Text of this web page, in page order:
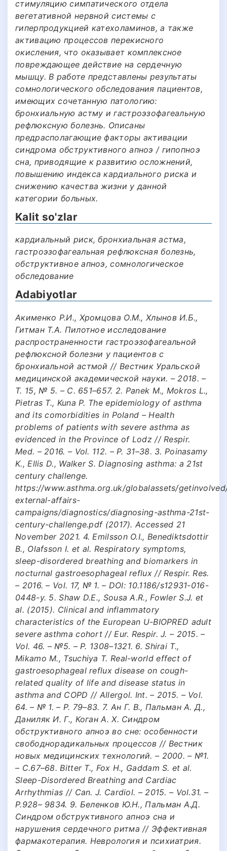
стимуляцию симпатического отдела
вегетативной нервной системы с
гиперпродукцией катехоламинов, а также
активацию процессов перекисного
окисления, что оказывает комплексное
повреждающее действие на сердечную
мышцу. В работе представлены результаты
сомнологического обследования пациентов,
имеющих сочетанную патологию:
бронхиальную астму и гастроэзофагеальную
рефлюксную болезнь. Описаны
предрасполагающие факторы активации
синдрома обструктивного апноэ / гипопноэ
сна, приводящие к развитию осложнений,
повышению индекса кардиального риска и
снижению качества жизни у данной
категории больных.
Kalit so'zlar
кардиальный риск, бронхиальная астма,
гастроэзофагеальная рефлюксная болезнь,
обструктивное апноэ, сомнологическое
обследование
Adabiyotlar
Акименко Р.И., Хромцова О.М., Хлынов И.Б.,
Гитман Т.А. Пилотное исследование
распространенности гастроэзофагеальной
рефлюксной болезни у пациентов с
бронхиальной астмой // Вестник Уральской
медицинской академической науки. – 2018. –
Т. 15, № 5. – С. 651–657. 2. Panek M., Mokros L.,
Pietras T., Kuna P. The epidemiology of asthma
and its comorbidities in Poland – Health
problems of patients with severe asthma as
evidenced in the Province of Lodz // Respir.
Med. – 2016. – Vol. 112. – P. 31–38. 3. Poinasamy
K., Ellis D., Walker S. Diagnosing asthma: a 21st
century challenge.
https://www.asthma.org.uk/globalassets/
external-affairs-
campaigns/diagnostics/diagnosing-asthma-21st-
century-challenge.pdf (2017). Accessed 21
November 2021. 4. Emilsson O.I., Benediktsdottir
B., Olafsson I. et al. Respiratory symptoms,
sleep-disordered breathing and biomarkers in
nocturnal gastroesophageal reflux // Respir. Res.
– 2016. – Vol. 17, № 1. – DOI: 10.1186/s12931-016-
0448-y. 5. Shaw D.E., Sousa A.R., Fowler S.J. et
al. (2015). Clinical and inflammatory
characteristics of the European U-BIOPRED adult
severe asthma cohort // Eur. Respir. J. – 2015. –
Vol. 46. – №5. – P. 1308–1321. 6. Shirai T.,
Mikamo M., Tsuchiya T. Real-world effect of
gastroesophageal reflux disease on cough-
related quality of life and disease status in
asthma and COPD // Allergol. Int. – 2015. – Vol.
64. – № 1. – P. 79–83. 7. Ан Г. В., Пальман А. Д.,
Даниляк И. Г., Коган А. Х. Синдром
обструктивного апноэ во сне: особенности
свободнорадикальных процессов // Вестник
новых медицинских технологий. – 2000. – №1.
– С.67–68. Bitter T., Fox H., Gaddam S. et al.
Sleep-Disordered Breathing and Cardiac
Arrhythmias // Can. J. Cardiol. – 2015. – Vol.31. –
P.928– 9834. 9. Беленков Ю.Н., Пальман А.Д.
Синдром обструктивного апноэ сна и
нарушения сердечного ритма // Эффективная
фармакотерапия. Неврология и психиатрия.